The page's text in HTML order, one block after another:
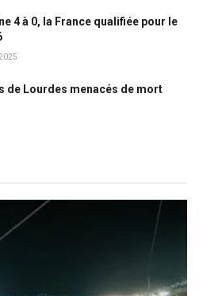
4 à 0, la France qualifiée pour le
de Lourdes menacés de mort